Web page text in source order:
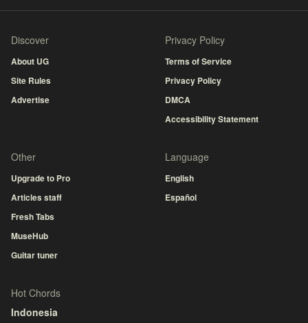
Discover
About UG
Site Rules
Advertise
Privacy Policy
Terms of Service
Privacy Policy
DMCA
Accessibility Statement
Other
Upgrade to Pro
Articles staff
Fresh Tabs
MuseHub
Guitar tuner
Language
English
Español
Hot Chords
Indonesia